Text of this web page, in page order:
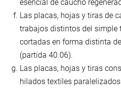
esencial de caucho
Las placas, hojas y tiras de
trabajos distintos del simple
cortadas en forma distinta
(partida 40.06).
Las placas, hojas y tiras
hilados textiles